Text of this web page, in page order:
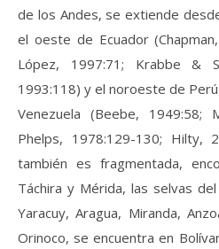
de los Andes, se extiende
el oeste de Ecuador
López, 1997:71; Krabbe &
1993:118) y el noroeste de
Venezuela (Beebe, 1949:58;
Phelps, 1978:129-130; Hilty,
también es fragmentada,
Táchira y Mérida, las selvas
Yaracuy, Aragua, Miranda,
Orinoco, se encuentra en